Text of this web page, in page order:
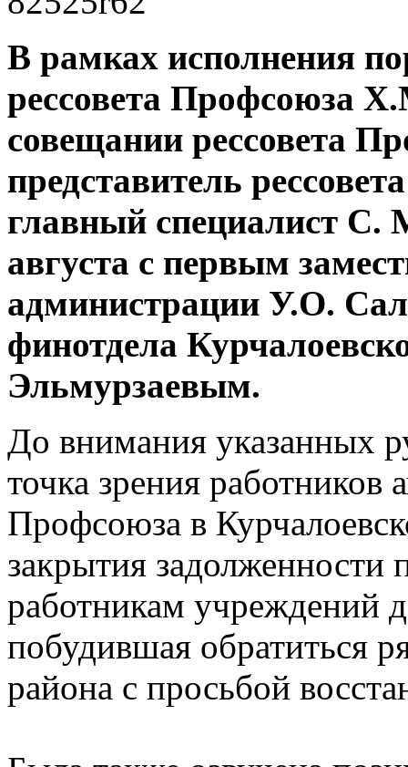
В рамках исполнения
рессовета Профсоюза
совещании рессовета
представитель
главный специалист С.
августа с первым
администрации У.О.
финотдела
Эльмурзаевым.
До внимания указанных
точка зрения работников
Профсоюза в
закрытия
работникам учреждений
побудившая обратиться
района с просьбой